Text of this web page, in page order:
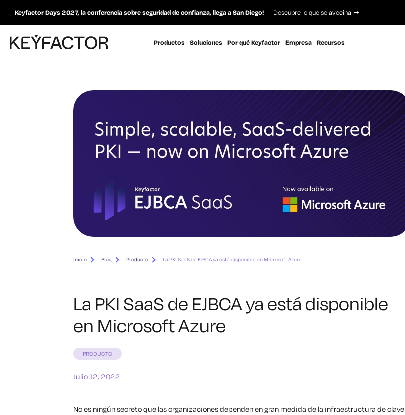
Keyfactor Days 2027, la conferencia sobre seguridad de confianza, llega a San Diego! Descubre lo que se avecina
Productos Soluciones Por qué Keyfactor Empresa Recursos
Inicio Blog Producto La PKI SaaS de EJBCA ya está disponible en Microsoft Azure
La PKI SaaS de EJBCA ya está disponible
en Microsoft Azure
PRODUCTO
Julio 12, 2022
No es ningún secreto que las organizaciones dependen en gran medida de la infraestructura de clave